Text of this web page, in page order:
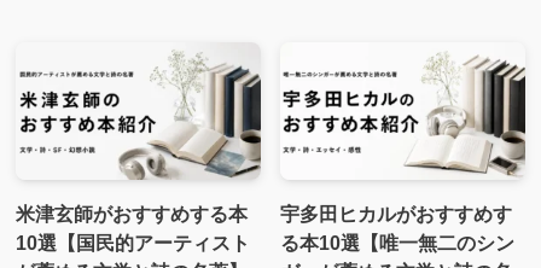
米津玄師がおすすめする本
10選【国民的アーティスト
宇多田ヒカルがおすすめす
る本10選【唯一無二のシン